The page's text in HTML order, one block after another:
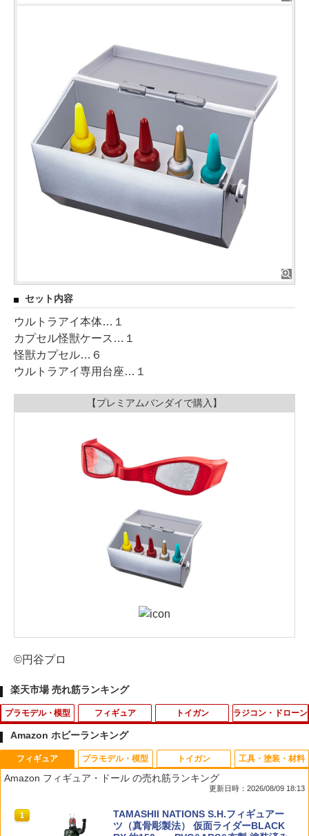
セット内容
ウルトラアイ本体…１
カプセル怪獣ケース…１
怪獣カプセル…６
ウルトラアイ専用台座…１
【プレミアムバンダイで購入】
©円谷プロ
楽天市場 売れ筋ランキング
プラモデル・模型
1
HG 1/144 ガンダムファラクト プラモデ
ル 『機動戦士ガンダム 水星の魔女』
（再販）[BANDAI SPIRITS]《発売済・
￥1,560
フィギュア
1
送料無料◆Futureファクトリー FFAF
『ザ・ウルトラマン』 ジャッカル大魔王
完成品可動フィギュア 【12月予約】
￥12,280
トイガン
1
CAPA-57■GUARDER Hi-CAPA5.1 スプ
リング＆フォロワー◆東京マルイ ハイキ
ャパシリーズ フォロワーSP 強化ナイロ
￥300
ラジコン・ドローン
1
アーテック キラキラ万華鏡工作キット 5
8448
Amazon ホビーランキング
フィギュア
Amazon フィギュア・ドール の売れ筋ランキング
更新日時：2026/08/09 18:13
1
TAMASHII NATIONS S.H.フィギュアー
ツ（真骨彫製法） 仮面ライダーBLACK
プラモデル・模型 トイガン 工具・塗装・材料